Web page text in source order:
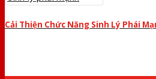
Cải Thiện Chức Năng Sinh Lý Phái